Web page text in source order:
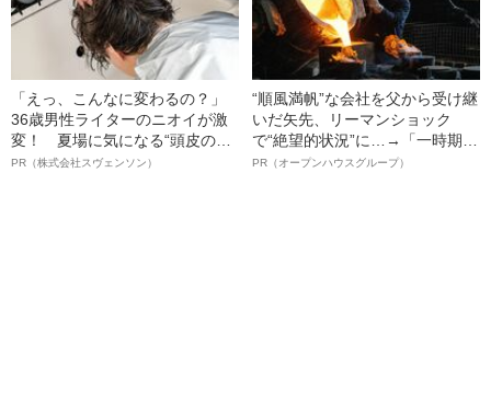
「えっ、こんなに変わるの？」
36歳男性ライターのニオイが激
変！ 夏場に気になる“頭皮のニ
オイ”や“ベタつき”を解消す
PR（株式会社スヴェンソン）
“順風満帆”な会社を父から受け継
いだ矢先、リーマンショック
で“絶望的状況”に…→「一時期は
納品3年待ち」のヒット商品を生
PR（オープンハウスグループ）